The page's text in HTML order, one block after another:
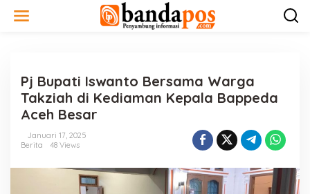
Pj Bupati Iswanto Bersama Warga
Takziah di Kediaman Kepala Bappeda
Aceh Besar
Januari 17, 2025
Berita
48 Views